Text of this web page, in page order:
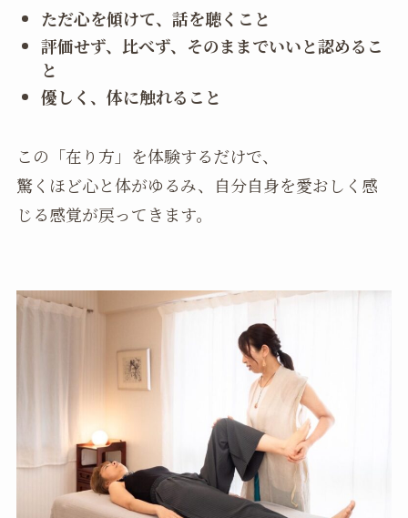
ただ心を傾けて、話を聴くこと
評価せず、比べず、そのままでいいと認めるこ
と
優しく、体に触れること
この「在り方」を体験するだけで、
驚くほど心と体がゆるみ、自分自身を愛おしく感
じる感覚が戻ってきます。